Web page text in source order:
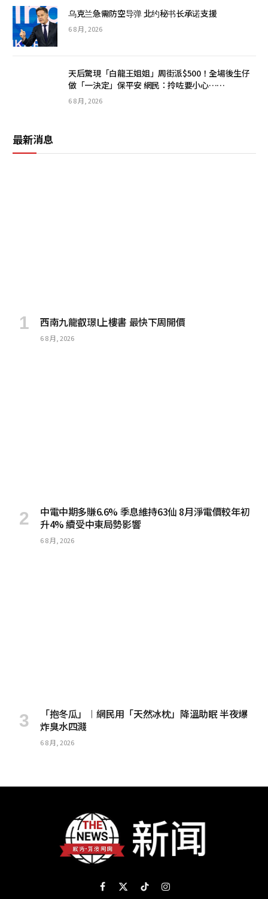
乌克兰急需防空导弹 北约秘书长承诺支援
6 8 月, 2026
天后驚現「白龍王姐姐」周街派$500！全場後生仔
做「一決定」保平安 網民：拎咗要小心……
6 8 月, 2026
最新消息
西南九龍叡璟I上樓書 最快下周開價
6 8 月, 2026
中電中期多賺6.6% 季息維持63仙 8月淨電價較年初
升4% 續受中東局勢影響
6 8 月, 2026
「抱冬瓜」︱網民用「天然冰枕」降溫助眠 半夜爆
炸臭水四濺
6 8 月, 2026
Facebook
X
TikTokInstagram